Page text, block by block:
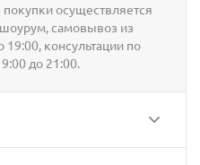
осуществляется
шоурум, самовывоз из
19:00, консультации по
до 21:00.